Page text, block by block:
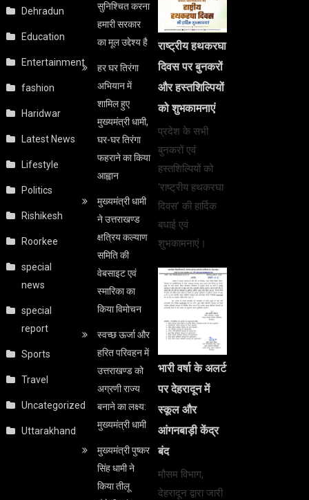
Dehradun
Education
Entertainment
fashion
Haridwar
Latest News
Lifestyle
Politics
Rishikesh
Roorkee
special
news
special
report
Sports
Travel
Uncategorized
Uttarakhand
सुनिश्चित करना
हमारी सरकार
का मूल उद्देश्य है
हर घर तिरंगा
अभियान में
शामिल हुए
मुख्यमंत्री धामी,
घर-घर तिरंगा
फहराने का किया
आह्वान
मुख्यमंत्री धामी
ने उत्तराखण्ड
क्षत्रिय कल्याण
समिति की
वेबसाइट एवं
स्मारिका का
किया विमोचन
स्वच्छ ऊर्जा और
हरित परिवहन में
उत्तराखण्ड को
अग्रणी राज्य
बनाने का लक्ष्य:
मुख्यमंत्री धामी
मुख्यमंत्री पुष्कर
सिंह धामी ने
किया तीलू
राष्ट्रीय हथकरघा
दिवस पर बुनकरों
और हस्तशिल्पियों
को शुभकामनाएं
प्रदेश के सभी
बुनकरों एवं
हस्तशिल्पियों को
‘राष्ट्रीय हथकरघा
दिवस’ की हार्दिक
बधाई एवं
शुभकामनाएं।
भारी वर्षा के अलर्ट
पर देहरादून में
स्कूल और
आंगनबाड़ी केंद्र
बंद
मौसम विभाग,
देहरादून द्वारा जारी